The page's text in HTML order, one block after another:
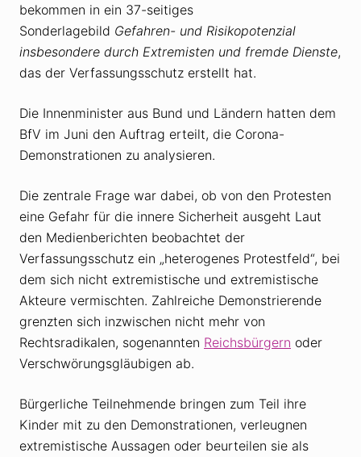
bekommen in ein 37-seitiges
Sonderlagebild Gefahren- und Risikopotenzial
insbesondere durch Extremisten und fremde Dienste,
das der Verfassungsschutz erstellt hat.
Die Innenminister aus Bund und Ländern hatten dem
BfV im Juni den Auftrag erteilt, die Corona-
Demonstrationen zu analysieren.
Die zentrale Frage war dabei, ob von den Protesten
eine Gefahr für die innere Sicherheit ausgeht Laut
den Medienberichten beobachtet der
Verfassungsschutz ein „heterogenes Protestfeld“, bei
dem sich nicht extremistische und extremistische
Akteure vermischten. Zahlreiche Demonstrierende
grenzten sich inzwischen nicht mehr von
Rechtsradikalen, sogenannten Reichsbürgern oder
Verschwörungsgläubigen ab.
Bürgerliche Teilnehmende bringen zum Teil ihre
Kinder mit zu den Demonstrationen, verleugnen
extremistische Aussagen oder beurteilen sie als